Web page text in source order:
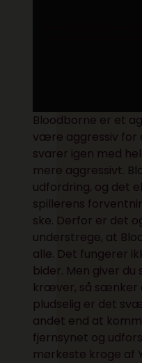
Bloodborne er et
være aggressiv for
svarer igen med
mere aggressivt.
udfordring, og det
spillerens
ske. Derfor er det
understrege, at
alle. Det fungerer
bider. Men giver
kræver, så sænker
pludselig er det
andet end at
fjernsynet og
mørkeste kroge af